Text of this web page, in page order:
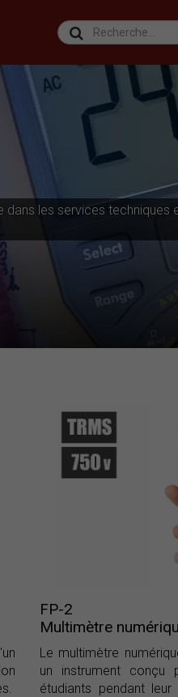
les services techniques
FP-2
Multimètre
Le multimètre
un instrument conçu
étudiants pendant